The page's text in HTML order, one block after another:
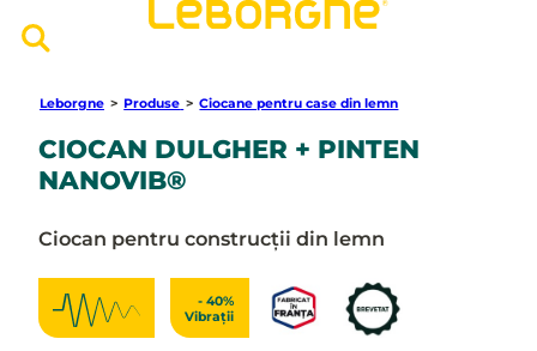
Leborgne > Produse > Ciocane pentru case din lemn
CIOCAN DULGHER + PINTEN
NANOVIB®
Ciocan pentru construcții din lemn
- 40%
Vibrații